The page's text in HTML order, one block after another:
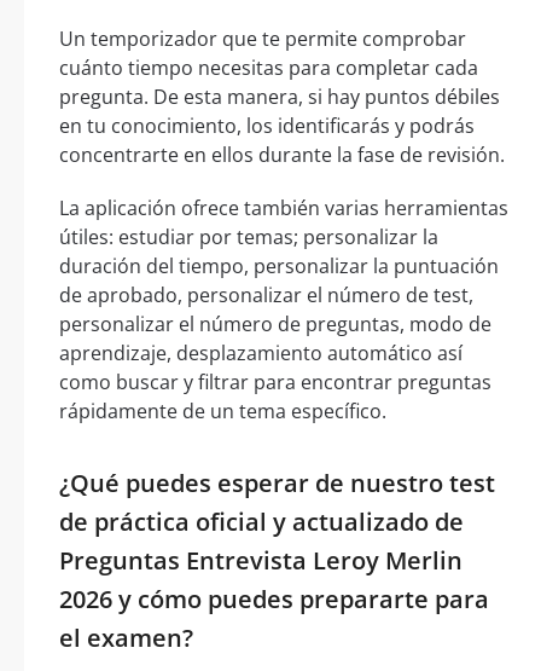
Un temporizador que te permite comprobar
cuánto tiempo necesitas para completar cada
pregunta. De esta manera, si hay puntos débiles
en tu conocimiento, los identificarás y podrás
concentrarte en ellos durante la fase de revisión.
La aplicación ofrece también varias herramientas
útiles: estudiar por temas; personalizar la
duración del tiempo, personalizar la puntuación
de aprobado, personalizar el número de test,
personalizar el número de preguntas, modo de
aprendizaje, desplazamiento automático así
como buscar y filtrar para encontrar preguntas
rápidamente de un tema específico.
¿Qué puedes esperar de nuestro test
de práctica oficial y actualizado de
Preguntas Entrevista Leroy Merlin
2026 y cómo puedes prepararte para
el examen?